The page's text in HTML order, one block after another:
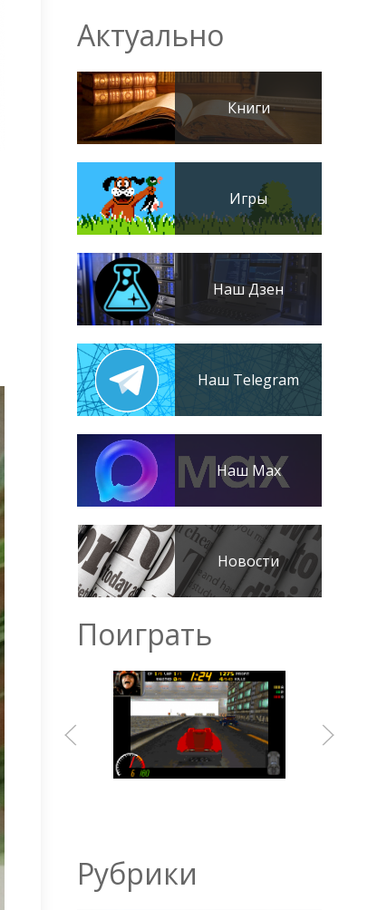
Актуально
Книги
Игры
Наш Дзен
Наш Telegram
Наш Max
Новости
Поиграть
Рубрики